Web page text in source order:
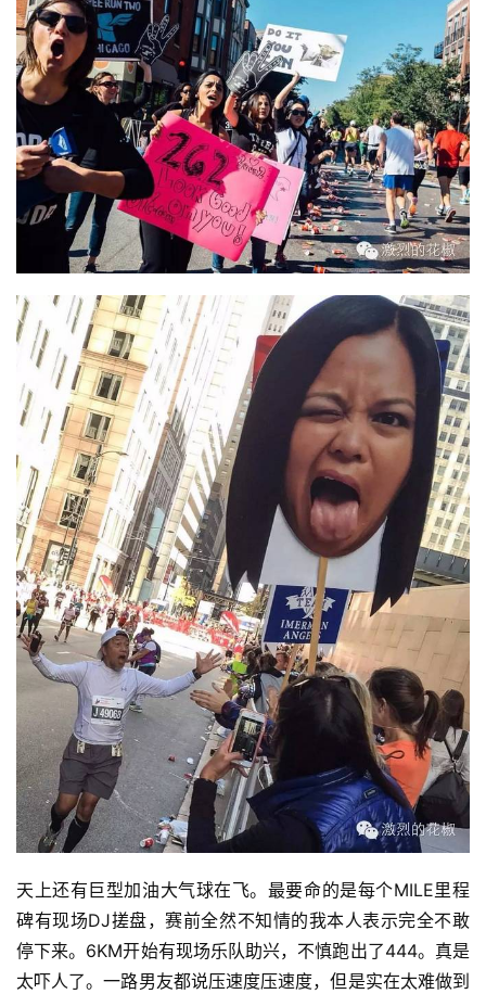
天上还有巨型加油大气球在飞。最要命的是每个MILE里程
碑有现场DJ搓盘，赛前全然不知情的我本人表示完全不敢
停下来。6KM开始有现场乐队助兴，不慎跑出了444。真是
太吓人了。一路男友都说压速度压速度，但是实在太难做到